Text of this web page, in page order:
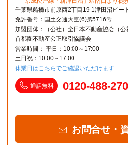
千葉県船橋市前原西2丁目19-1津田沼ビー
免許番号：国土交通大臣(6)第5716号
加盟団体：（公社）全日本不動産協会（公
首都圏不動産公正取引協議会
営業時間： 平日：10:00～17:00
土日祝：10:00～17:00
休業日はこちらでご確認いただけます
通話無料 0120-488-270
お問合せ・